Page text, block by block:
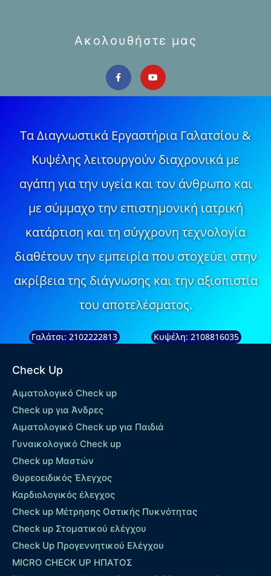
Ακολουθήστε μας
Τα Διαγνωστικά Εργαστήρια Γαλατσίου &
Κυψέλης λειτουργούν διαχρονικά με
αγάπη για την υγεία και τον άνθρωπο και
με σύμμαχο την επιστημονική ιατρική
κατάρτιση και τη σύγχρονη τεχνολογία
διαθέτουν την εμπειρία που στοχεύει στην
ακρίβεια της διάγνωσης και την αξιοπιστία
του αποτελέσματος.
Γαλάτσι: 2102222813 Κυψέλη: 2108816035
Check Up
Αιματολογικό Check up
Check up για Άνδρες
Αιματολογικό Check up για Παιδιά
Γυναικολογικό Check up
Check up Μαστών
Θυρεοειδικός Έλεγχος
Καρδιολογικός έλεγχος
Check up Mέτρησης Οστικής Πυκνότητας
Check up Στοματικού ελέγχου
Check Up Προγεννητικού Ελέγχου
MICRO CHECK UP HΠΑΤΟΣ